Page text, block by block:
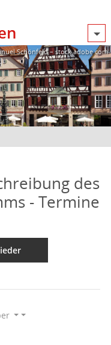
Schönfeld – stock.adobe.com
des
- Termine